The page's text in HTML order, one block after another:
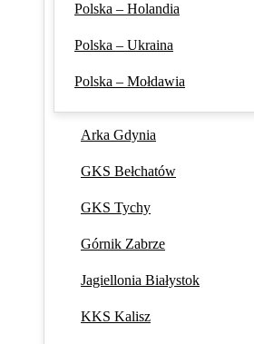
Polska – Holandia
Polska – Ukraina
Polska – Mołdawia
Arka Gdynia
GKS Bełchatów
GKS Tychy
Górnik Zabrze
Jagiellonia Białystok
KKS Kalisz